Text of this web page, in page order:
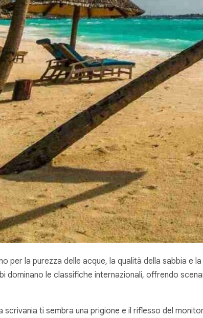
per la purezza delle acque, la qualità della sabbia e
dominano le classifiche internazionali, offrendo
scrivania ti sembra una prigione e il riflesso del